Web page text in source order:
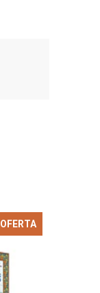
OFERTA